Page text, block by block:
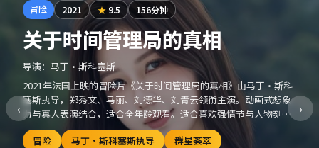
‹ ›
冒险 2021 ★ 9.5 156分钟
关于时间管理局的真相
导演： 马丁·斯科塞斯
2021年法国上映的冒险片《关于时间管理局的真相》由马丁·斯科
塞斯执导，郑秀文、马丽、刘德华、刘青云领衔主演。动画式想象
力与真人表演结合，适合全年龄观看。适合喜欢强情节与人物刻画
的观众收藏观看。
冒险
马丁·斯科塞斯执导 群星荟萃